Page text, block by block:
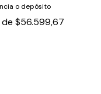
o depósito
$56.599,67